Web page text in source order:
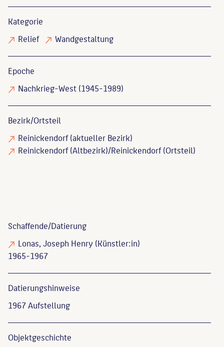
Kategorie
Relief
Wandgestaltung
Epoche
Nachkrieg-West (1945-1989)
Bezirk/Ortsteil
Reinickendorf (aktueller Bezirk)
Reinickendorf (Altbezirk)/Reinickendorf (Ortsteil)
Schaffende/Datierung
Lonas, Joseph Henry (Künstler:in)
1965-1967
Datierungs­hinweise
1967 Aufstellung
Objekt­geschichte